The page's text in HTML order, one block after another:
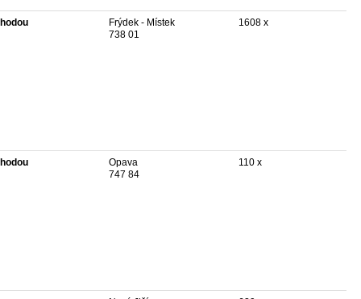
Frýdek - Místek
738 01
1608 x
Opava
747 84
110 x